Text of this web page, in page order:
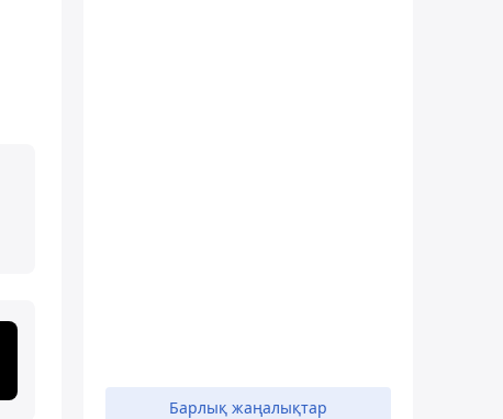
Барлық жаңалықтар